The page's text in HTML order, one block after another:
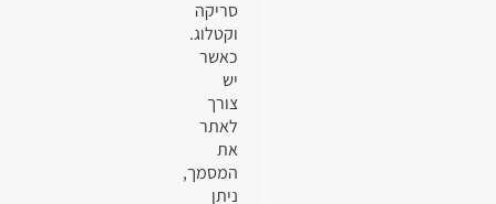
סריקה
וקטלוג.
כאשר
יש
צורך
לאתר
את
המסמך,
ניתן